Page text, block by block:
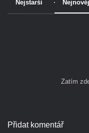
Nejstarší
Zatím
Přidat komentář